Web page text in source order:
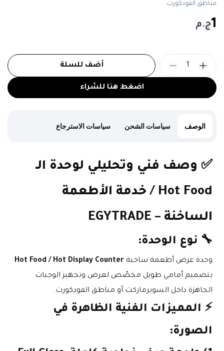
مناطق الفودكورت.
1ج.م
اضغط هنا للشراء
أضف للسلة 1
الوصف سياسات الشحن سياسات الاسترجاع
✅
وصف فني وتحليلي لوحدة الـ
الساخنة – EGYTRADE
🔧 نوع الوحدة:
وحدة عرض أطعمة ساخنة Hot Food / Hot Display Counter
الجاهزة داخل السوبرماركت أو مناطق الفودكورت.
⚡
الصورة: